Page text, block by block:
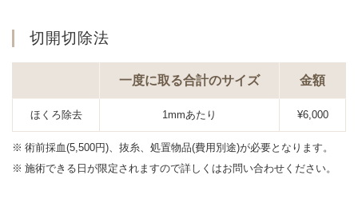
切開切除法
一度に取る合計のサイズ 金額
ほくろ除去 1mmあたり ¥6,000
術前採血(5,500円)、抜糸、処置物品(費用別途)が必要となります。
施術できる日が限定されますので詳しくはお問い合わせください。